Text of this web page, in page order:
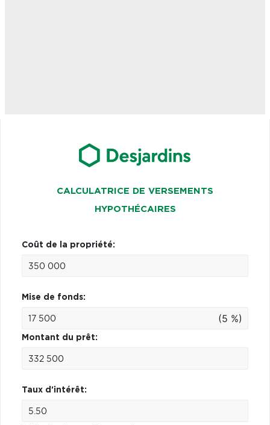
CALCULATRICE DE VERSEMENTS
HYPOTHÉCAIRES
Coût de la propriété:
Mise de fonds:
(5 %)
Montant du prêt:
Taux d'intérêt: